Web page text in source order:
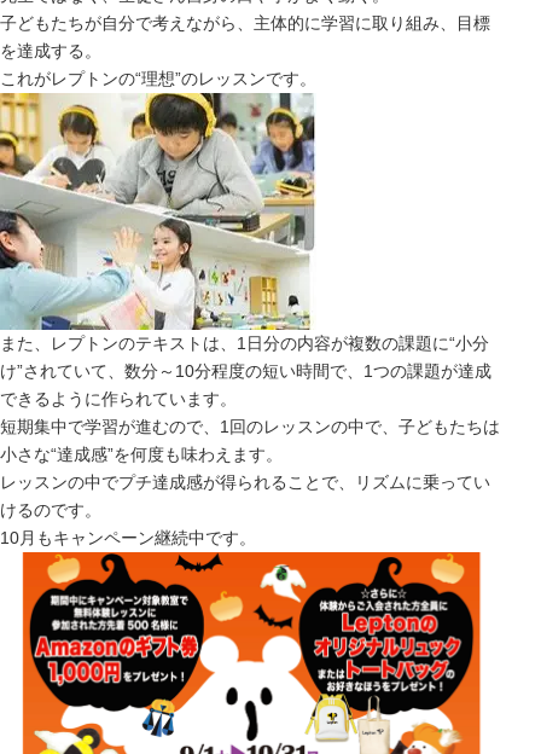
子どもたちが自分で考えながら、主体的に学習に取り組み、目標
を達成する。
これがレプトンの“理想”のレッスンです。
また、レプトンのテキストは、1日分の内容が複数の課題に“小分
け”されていて、数分～10分程度の短い時間で、1つの課題が達成
できるように作られています。
短期集中で学習が進むので、1回のレッスンの中で、子どもたちは
小さな“達成感”を何度も味わえます。
レッスンの中でプチ達成感が得られることで、リズムに乗ってい
けるのです。
10月もキャンペーン継続中です。